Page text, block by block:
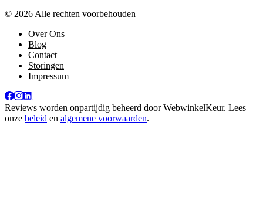
© 2026 Alle rechten voorbehouden
Over Ons
Blog
Contact
Storingen
Impressum
Reviews worden onpartijdig beheerd doorWebwinkelKeur. Lees
onze beleid en algemene voorwaarden.